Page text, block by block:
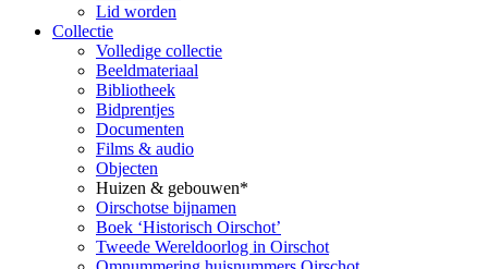
Lid worden
Collectie
Volledige collectie
Beeldmateriaal
Bibliotheek
Bidprentjes
Documenten
Films & audio
Objecten
Huizen & gebouwen*
Oirschotse bijnamen
Boek ‘Historisch Oirschot’
Tweede Wereldoorlog in Oirschot